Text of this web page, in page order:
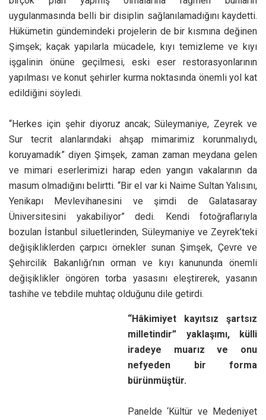
uygulanmasında belli bir disiplin sağlanılamadığını kaydetti.
Hükümetin gündemindeki projelerin de bir kısmına değinen
Şimşek; kaçak yapılarla mücadele, kıyı temizleme ve kıyı
işgalinin önüne geçilmesi, eski eser restorasyonlarının
yapılması ve konut şehirler kurma noktasında önemli yol kat
edildiğini söyledi.
“Herkes için şehir diyoruz ancak; Süleymaniye, Zeyrek ve
Sur tecrit alanlarındaki ahşap mimarimiz korunmalıydı,
koruyamadık” diyen Şimşek, zaman zaman meydana gelen
ve mimari eserlerimizi harap eden yangın vakalarının da
masum olmadığını belirtti. “Bir el var ki Naime Sultan Yalısını,
Yenikapı Mevlevihanesini ve şimdi de Galatasaray
Üniversitesini yakabiliyor” dedi. Kendi fotoğraflarıyla
bozulan İstanbul siluetlerinden, Süleymaniye ve Zeyrek’teki
değişikliklerden çarpıcı örnekler sunan Şimşek, Çevre ve
Şehircilik Bakanlığı’nın orman ve kıyı kanununda önemli
değişiklikler öngören torba yasasını eleştirerek, yasanın
tashihe ve tebdile muhtaç olduğunu dile getirdi.
“Hâkimiyet kayıtsız şartsız milletindir” yaklaşımı, külli
iradeye muarız ve onu nefyeden bir forma
Panelde ‘Kültür ve Medeniyet Mekânı olarak Şehir’ başlıklı
konulu bir toplantının ilahiyat fakültesinden ziyade belki bir